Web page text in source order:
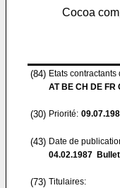
Cocoa
(84) Etats contractants
AT BE CH DE FR
(30) Priorité:
(43) Date de
04.02.1987
(73) Titulaires: